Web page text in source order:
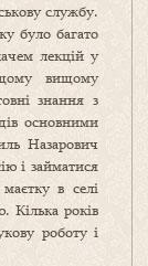
службу.
було багато
лекцій у
вищому
знання з
основними
Назарович
і займатися
в селі
Кілька років
роботу і